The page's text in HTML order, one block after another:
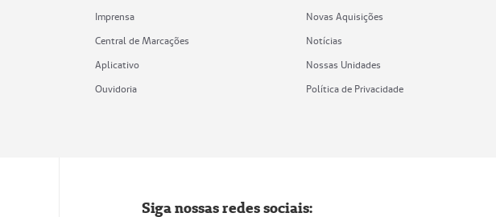
Imprensa
Central de Marcações
Aplicativo
Ouvidoria
Novas Aquisições
Notícias
Nossas Unidades
Política de Privacidade
Siga nossas redes sociais: